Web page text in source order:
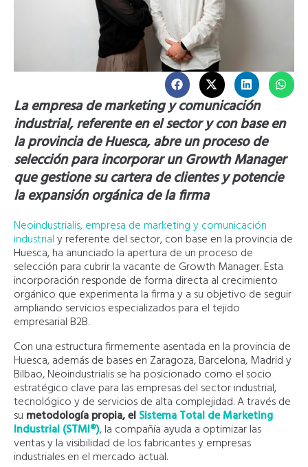
La empresa de marketing y comunicación
industrial, referente en el sector y con base en
la provincia de Huesca, abre un proceso de
selección para incorporar un Growth Manager
que gestione su cartera de clientes y potencie
la expansión orgánica de la firma
Neoindustrialis, empresa de marketing y comunicación
industrialy referente del sector, con base en la provincia de
Huesca, ha anunciado la apertura de un proceso de
selección para cubrir la vacante de Growth Manager. Esta
incorporación responde de forma directa al crecimiento
orgánico que experimenta la firma y a su objetivo de seguir
ampliando servicios especializados para el tejido
empresarial B2B.
Con una estructura firmemente asentada en la provincia de
Huesca, además de bases en Zaragoza, Barcelona, Madrid y
Bilbao, Neoindustrialis se ha posicionado como el socio
estratégico clave para las empresas del sector industrial,
tecnológico y de servicios de alta complejidad. A través de
su metodología propia, elSistema Total de Marketing
Industrial (STMI®), la compañía ayuda a optimizar las
ventas y la visibilidad de los fabricantes y empresas
industriales en el mercado actual.